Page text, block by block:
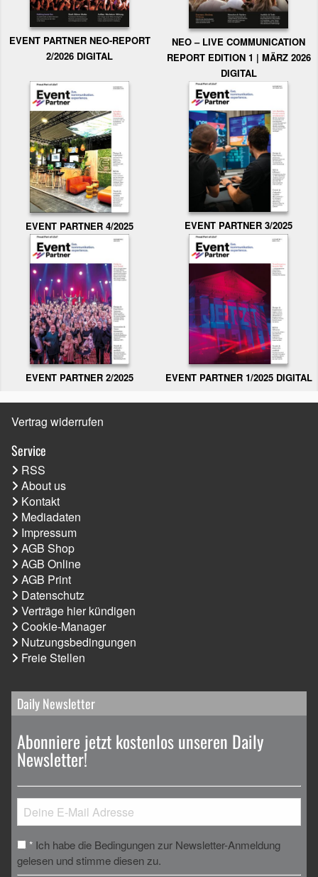
EVENT PARTNER NEO-REPORT
2/2026 DIGITAL
NEO – LIVE COMMUNICATION
REPORT EDITION 1 | MÄRZ 2026
DIGITAL
EVENT PARTNER 4/2025 EVENT PARTNER 3/2025
EVENT PARTNER 2/2025 EVENT PARTNER 1/2025 DIGITAL
Vertrag widerrufen
Service
RSS
About us
Kontakt
Mediadaten
Impressum
AGB Shop
AGB Online
AGB Print
Datenschutz
Verträge hier kündigen
Cookie-Manager
Nutzungsbedingungen
Freie Stellen
Daily Newsletter
Abonniere jetzt kostenlos unseren Daily
Newsletter!
* Ich habe die Bedingungen zur Newsletter-Anmeldung
gelesen und stimme diesen zu.